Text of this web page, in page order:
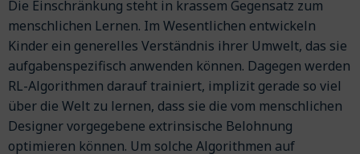
Die Einschränkung steht in krassem Gegensatz zum
menschlichen Lernen. Im Wesentlichen entwickeln
Kinder ein generelles Verständnis ihrer Umwelt, das sie
aufgabenspezifisch anwenden können. Dagegen werden
RL-Algorithmen darauf trainiert, implizit gerade so viel
über die Welt zu lernen, dass sie die vom menschlichen
Designer vorgegebene extrinsische Belohnung
optimieren können. Um solche Algorithmen auf